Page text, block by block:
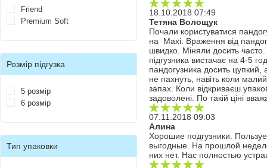
Friend
Premium Soft
Розмір підгузка
5 розмір
6 розмір
Тип упаковки
18.10.2018 07:49
Тетяна Волощук
Почали користуватися
на Maxi. Враження від
швидко. Міняли досить
підгузника вистачає на 4-5
пандогузника досить цупкий,
не пахнуть, навіть коли
запах. Коли відкриваєш
задоволені. По такій ціні
07.11.2018 09:03
Алина
Хорошие подгузники.
выгодные. На прошлой
них нет. Нас полностью